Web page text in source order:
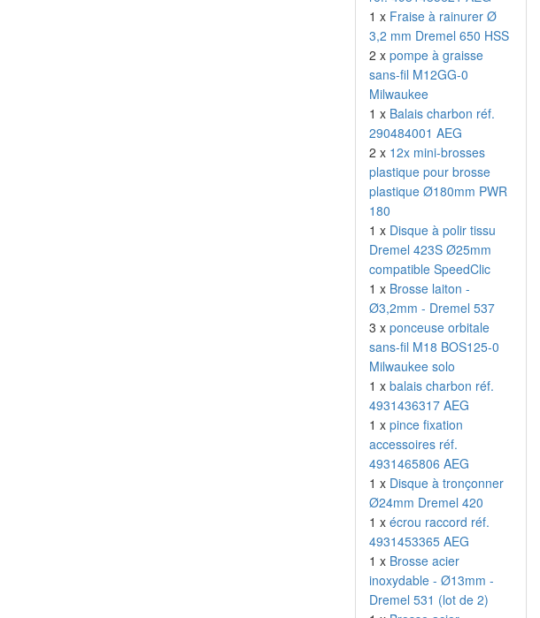
1 x Fraise à rainurer Ø
3,2 mm Dremel 650 HSS
2 x pompe à graisse
sans-fil M12GG-0
Milwaukee
1 x Balais charbon réf.
290484001 AEG
2 x 12x mini-brosses
plastique pour brosse
plastique Ø180mm PWR
180
1 x Disque à polir tissu
Dremel 423S Ø25mm
compatible SpeedClic
1 x Brosse laiton -
Ø3,2mm - Dremel 537
3 x ponceuse orbitale
sans-fil M18 BOS125-0
Milwaukee solo
1 x balais charbon réf.
4931436317 AEG
1 x pince fixation
accessoires réf.
4931465806 AEG
1 x Disque à tronçonner
Ø24mm Dremel 420
1 x écrou raccord réf.
4931453365 AEG
1 x Brosse acier
inoxydable - Ø13mm -
Dremel 531 (lot de 2)